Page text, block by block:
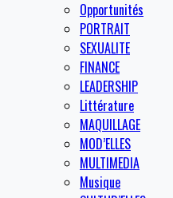
Opportunités
PORTRAIT
SEXUALITE
FINANCE
LEADERSHIP
Littérature
MAQUILLAGE
MOD’ELLES
MULTIMEDIA
Musique